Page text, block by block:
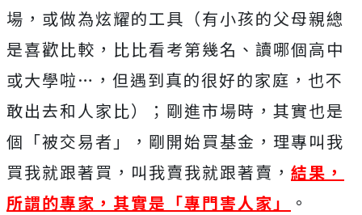
場，或做為炫耀的工具（有小孩的父母親總
是喜歡比較，比比看考第幾名、讀哪個高中
或大學啦…，但遇到真的很好的家庭，也不
敢出去和人家比）；剛進市場時，其實也是
個「被交易者」，剛開始買基金，理專叫我
買我就跟著買，叫我賣我就跟著賣， 結果，
所謂的專家，其實是「專門害人家」
。